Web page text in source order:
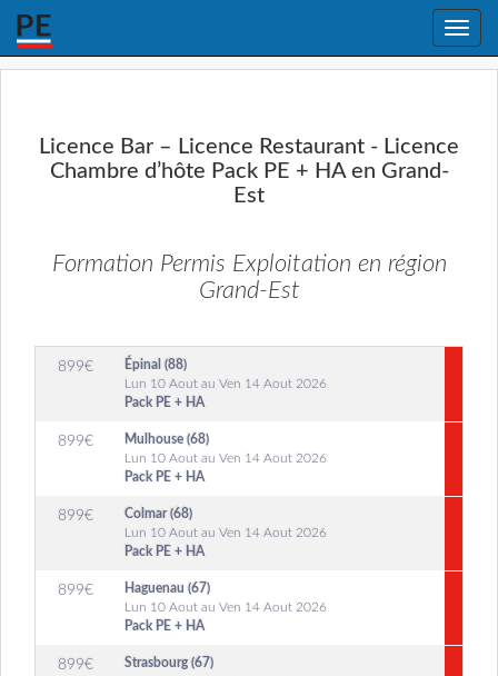
Toggle
Licence Bar – Licence Restaurant - Licence
Chambre d’hôte Pack PE + HA en Grand-
Est
Formation Permis Exploitation en région
Grand-Est
899€
Épinal (88)
Lun 10 Aout au Ven 14 Aout 2026
Pack PE + HA
899€
Mulhouse (68)
Lun 10 Aout au Ven 14 Aout 2026
Pack PE + HA
899€
Colmar (68)
Lun 10 Aout au Ven 14 Aout 2026
Pack PE + HA
899€
Haguenau (67)
Lun 10 Aout au Ven 14 Aout 2026
Pack PE + HA
899€
Strasbourg (67)